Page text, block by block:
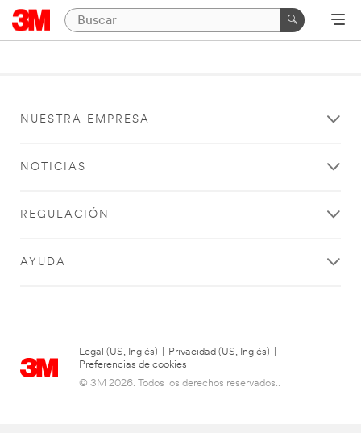
NUESTRA EMPRESA
NOTICIAS
REGULACIÓN
AYUDA
Legal (US, Inglés) Privacidad (US, Inglés)
Preferencias de cookies
© 3M 2026. Todos los derechos reservados..